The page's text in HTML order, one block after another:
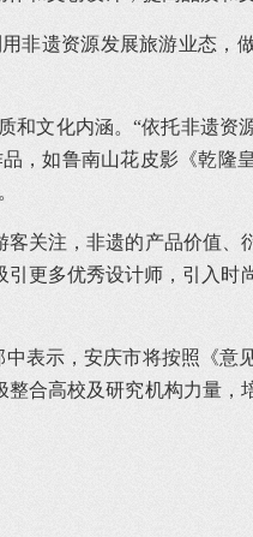
非遗资源发展旅游业态，
和文化内涵。“依托非遗资
，如鲁南山花皮影《乾隆
关注，非遗的产品价值、
更多优秀设计师，引入时
表示，安庆市将按照《意
合高校及研究机构力量，